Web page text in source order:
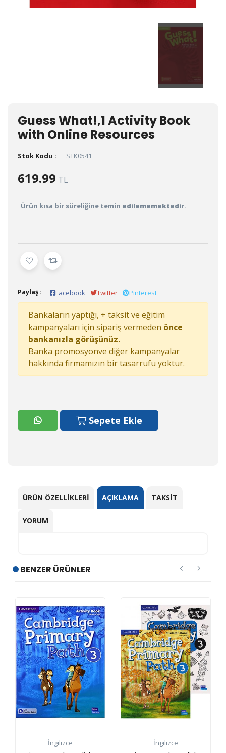
Guess What!,1 Activity Book
with Online Resources
Stok Kodu : STK0541
619.99 TL
Ürün kısa bir süreliğine temin edilememektedir.
Paylaş : Facebook Twitter Pinterest
Bankaların yaptığı, + taksit ve eğitim
kampanyaları için sipariş vermeden önce
bankanızla görüşünüz.
Banka promosyonve diğer kampanyalar
hakkında firmamızın bir tasarrufu yoktur.
Sepete Ekle
ÜRÜN ÖZELLIKLERI AÇIKLAMA TAKSIT
YORUM
BENZER ÜRÜNLER